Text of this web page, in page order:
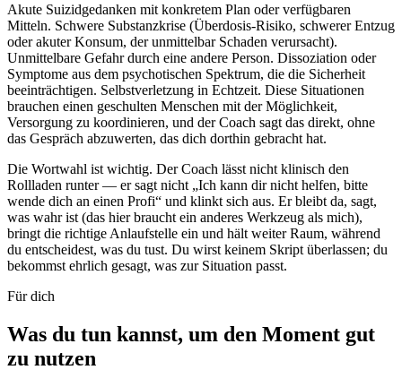
Akute Suizidgedanken mit konkretem Plan oder verfügbaren
Mitteln. Schwere Substanzkrise (Überdosis-Risiko, schwerer Entzug
oder akuter Konsum, der unmittelbar Schaden verursacht).
Unmittelbare Gefahr durch eine andere Person. Dissoziation oder
Symptome aus dem psychotischen Spektrum, die die Sicherheit
beeinträchtigen. Selbstverletzung in Echtzeit. Diese Situationen
brauchen einen geschulten Menschen mit der Möglichkeit,
Versorgung zu koordinieren, und der Coach sagt das direkt, ohne
das Gespräch abzuwerten, das dich dorthin gebracht hat.
Die Wortwahl ist wichtig. Der Coach lässt nicht klinisch den
Rollladen runter — er sagt nicht „Ich kann dir nicht helfen, bitte
wende dich an einen Profi“ und klinkt sich aus. Er bleibt da, sagt,
was wahr ist (das hier braucht ein anderes Werkzeug als mich),
bringt die richtige Anlaufstelle ein und hält weiter Raum, während
du entscheidest, was du tust. Du wirst keinem Skript überlassen; du
bekommst ehrlich gesagt, was zur Situation passt.
Für dich
Was du tun kannst, um den Moment gut
zu nutzen